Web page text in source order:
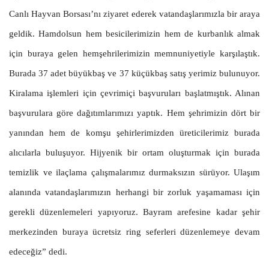
Canlı Hayvan Borsası’nı ziyaret ederek vatandaşlarımızla bir araya
geldik. Hamdolsun hem besicilerimizin hem de kurbanlık almak
için buraya gelen hemşehrilerimizin memnuniyetiyle karşılaştık.
Burada 37 adet büyükbaş ve 37 küçükbaş satış yerimiz bulunuyor.
Kiralama işlemleri için çevrimiçi başvuruları başlatmıştık. Alınan
başvurulara göre dağıtımlarımızı yaptık. Hem şehrimizin dört bir
yanından hem de komşu şehirlerimizden üreticilerimiz burada
alıcılarla buluşuyor. Hijyenik bir ortam oluşturmak için burada
temizlik ve ilaçlama çalışmalarımız durmaksızın sürüyor. Ulaşım
alanında vatandaşlarımızın herhangi bir zorluk yaşamaması için
gerekli düzenlemeleri yapıyoruz. Bayram arefesine kadar şehir
merkezinden buraya ücretsiz ring seferleri düzenlemeye devam
edeceğiz” dedi.